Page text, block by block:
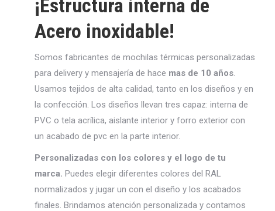
¡Estructura interna de
Acero inoxidable!
Somos fabricantes de mochilas térmicas personalizadas
para delivery y mensajería de hace mas de 10 años.
Usamos tejidos de alta calidad, tanto en los diseños y en
la confección. Los diseños llevan tres capaz: interna de
PVC o tela acrílica, aislante interior y forro exterior con
un acabado de pvc en la parte interior.
Personalizadas con los colores y el logo de tu
marca. Puedes elegir diferentes colores del RAL
normalizados y jugar un con el diseño y los acabados
finales. Brindamos atención personalizada y contamos